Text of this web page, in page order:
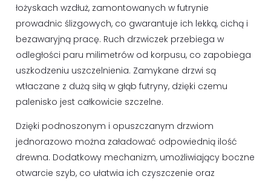
łożyskach wzdłuż, zamontowanych w futrynie
prowadnic ślizgowych, co gwarantuje ich lekką, cichą i
bezawaryjną pracę. Ruch drzwiczek przebiega w
odległości paru milimetrów od korpusu, co zapobiega
uszkodzeniu uszczelnienia. Zamykane drzwi są
wtłaczane z dużą siłą w głąb futryny, dzięki czemu
palenisko jest całkowicie szczelne.
Dzięki podnoszonym i opuszczanym drzwiom
jednorazowo można załadować odpowiednią ilość
drewna. Dodatkowy mechanizm, umożliwiający boczne
otwarcie szyb, co ułatwia ich czyszczenie oraz